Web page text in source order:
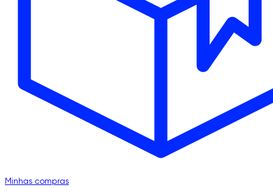
Minhas compras